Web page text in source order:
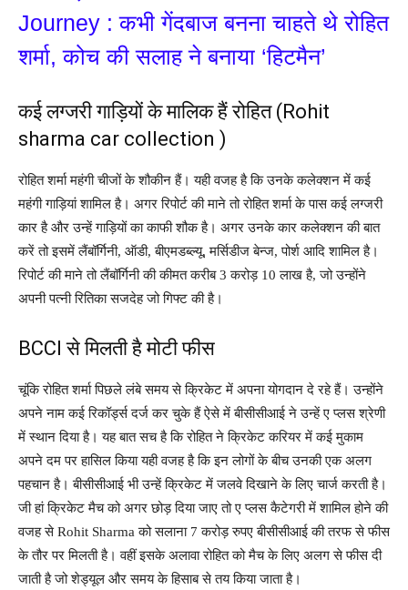
Journey : कभी गेंदबाज बनना चाहते थे रोहित
शर्मा, कोच की सलाह ने बनाया ‘हिटमैन’
कई लग्जरी गाड़ियों के मालिक हैं रोहित (Rohit
sharma car collection )
रोहित शर्मा महंगी चीजों के शौकीन हैं। यही वजह है कि उनके कलेक्शन में कई
महंगी गाड़ियां शामिल है। अगर रिपोर्ट की माने तो रोहित शर्मा के पास कई लग्जरी
कार है और उन्हें गाड़ियों का काफी शौक है। अगर उनके कार कलेक्शन की बात
करें तो इसमें लैंबॉर्गिनी, ऑडी, बीएमडब्ल्यू, मर्सिडीज बेन्ज, पोर्श आदि शामिल है।
रिपोर्ट की माने तो लैंबॉर्गिनी की कीमत करीब 3 करोड़ 10 लाख है, जो उन्होंने
अपनी पत्नी रितिका सजदेह जो गिफ्ट की है।
BCCI से मिलती है मोटी फीस
चूंकि रोहित शर्मा पिछले लंबे समय से क्रिकेट में अपना योगदान दे रहे हैं। उन्होंने
अपने नाम कई रिकॉर्ड्स दर्ज कर चुके हैं ऐसे में बीसीसीआई ने उन्हें ए प्लस श्रेणी
में स्थान दिया है। यह बात सच है कि रोहित ने क्रिकेट करियर में कई मुकाम
अपने दम पर हासिल किया यही वजह है कि इन लोगों के बीच उनकी एक अलग
पहचान है। बीसीसीआई भी उन्हें क्रिकेट में जलवे दिखाने के लिए चार्ज करती है।
जी हां क्रिकेट मैच को अगर छोड़ दिया जाए तो ए प्लस कैटेगरी में शामिल होने की
वजह से Rohit Sharma को सलाना 7 करोड़ रुपए बीसीसीआई की तरफ से फीस
के तौर पर मिलती है। वहीं इसके अलावा रोहित को मैच के लिए अलग से फीस दी
जाती है जो शेड्यूल और समय के हिसाब से तय किया जाता है।